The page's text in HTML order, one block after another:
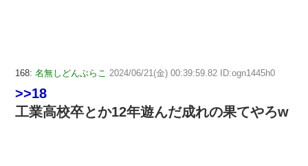
168: 名無しどんぶらこ 2024/06/21(金) 00:39:59.82 ID:ogn1445h0
>>18
工業高校卒とか12年遊んだ成れの果てやろw